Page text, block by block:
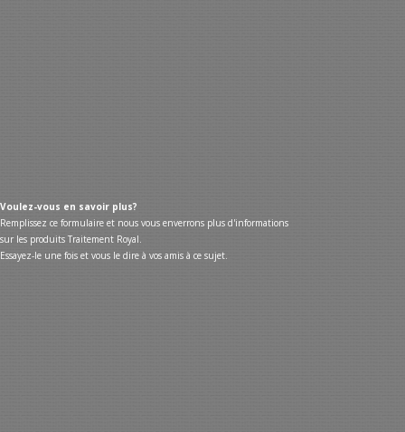
Voulez-vous en savoir plus?
Remplissez ce formulaire et nous vous enverrons plus d'informations
sur les produits Traitement Royal.
Essayez-le une fois et vous le dire à vos amis à ce sujet.